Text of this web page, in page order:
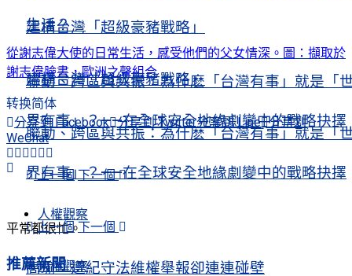
建構台灣「超級豪豬戰略」
聯動、跨區與共振：為什麽「台灣有事」就是「
界有事」？——在全球安全地緣劇變中的戰略抉擇
上一個 下一個
人權觀察
高瑜：遵紀守法維權舉報卻連連碰壁
生活？
建構台灣「超級豪豬戰略」
聯動、跨區與共振：為什麽「台灣有事」就是「
界有事」？——在全球安全地緣劇變中的戰略抉擇
上一個 下一個
人權觀察
從謝志偉大使的日常生活，感受他們的父女情深。圖：擷取於
謝志偉臉書，歐洲之聲組合
转换简体
分享到 Facebook 分享到 Twitter分享到 Line 分享到
WeChat
平常都很忙。
推薦新聞